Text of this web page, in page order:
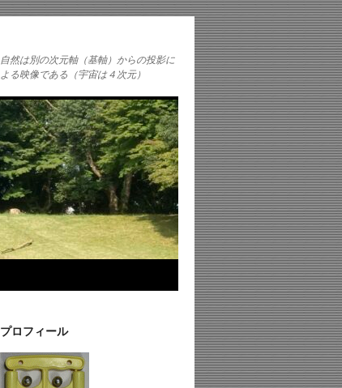
自然は別の次元軸（基軸）からの投影に
よる映像である（宇宙は４次元）
プロフィール